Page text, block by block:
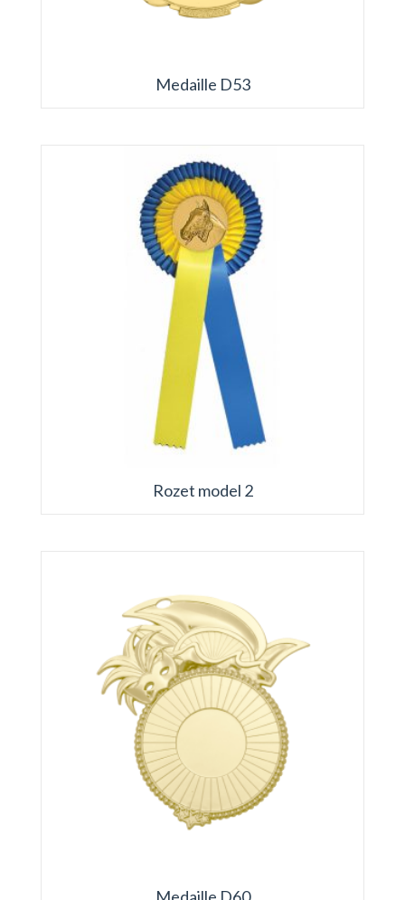
Medaille D53
Rozet model 2